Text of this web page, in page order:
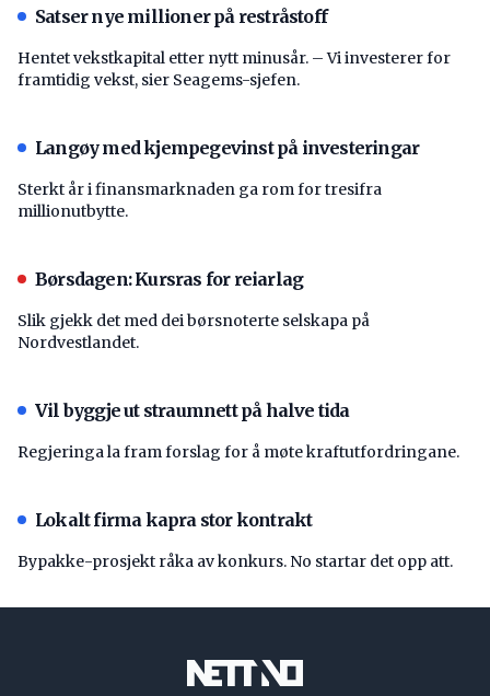
Satser nye millioner på restråstoff
Hentet vekstkapital etter nytt minusår. – Vi investerer for
framtidig vekst, sier Seagems-sjefen.
Langøy med kjempegevinst på investeringar
Sterkt år i finansmarknaden ga rom for tresifra
millionutbytte.
Børsdagen: Kursras for reiarlag
Slik gjekk det med dei børsnoterte selskapa på
Nordvestlandet.
Vil byggje ut straumnett på halve tida
Regjeringa la fram forslag for å møte kraftutfordringane.
Lokalt firma kapra stor kontrakt
Bypakke-prosjekt råka av konkurs. No startar det opp att.